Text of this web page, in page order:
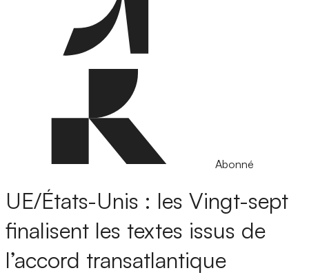
Abonné
UE/États-Unis : les Vingt-sept
finalisent les textes issus de
l’accord transatlantique